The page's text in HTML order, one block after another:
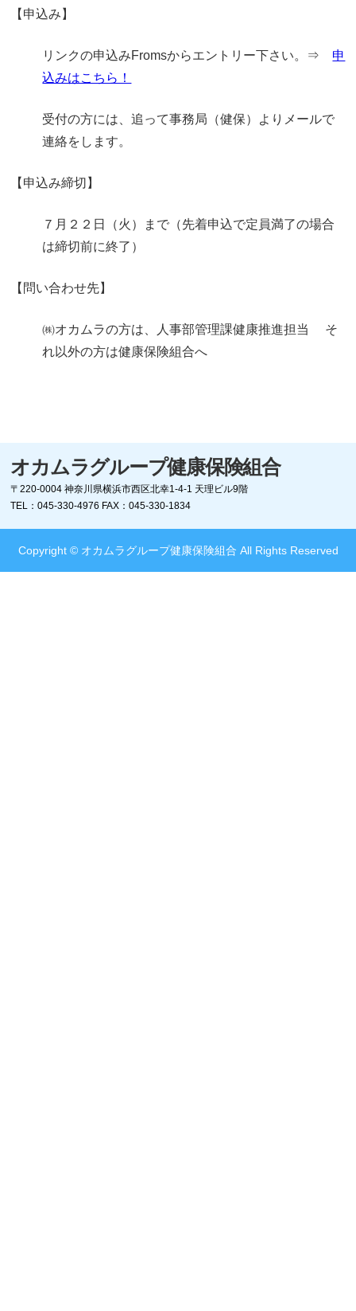
【申込み】
リンクの申込みFromsからエントリー下さい。⇒ 申
込みはこちら！
受付の方には、追って事務局（健保）よりメールで
連絡をします。
【申込み締切】
７月２２日（火）まで（先着申込で定員満了の場合
は締切前に終了）
【問い合わせ先】
㈱オカムラの方は、人事部管理課健康推進担当 そ
れ以外の方は健康保険組合へ
オカムラグループ健康保険組合
〒220-0004神奈川県横浜市西区北幸1-4-1 天理ビル9階
TEL：045-330-4976 FAX：045-330-1834
Copyright © オカムラグループ健康保険組合 All Rights Reserved